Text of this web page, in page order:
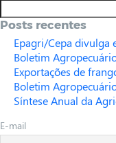
Posts recentes
Epagri/Cepa divulga
Boletim
Exportações de
Boletim
Síntese Anual da
E-mail